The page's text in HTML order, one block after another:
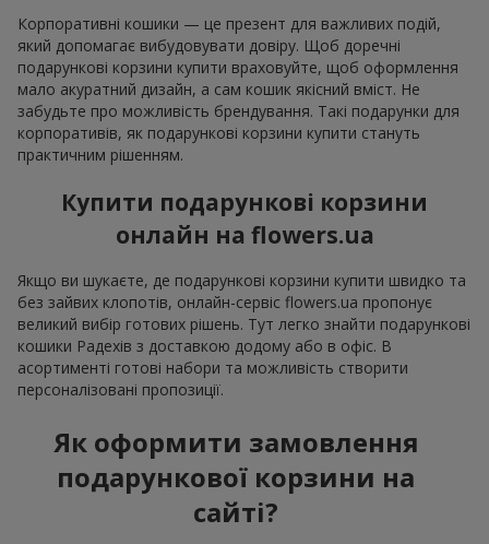
Корпоративні кошики — це презент для важливих подій,
який допомагає вибудовувати довіру. Щоб доречні
подарункові корзини купити враховуйте, щоб оформлення
мало акуратний дизайн, а сам кошик якісний вміст. Не
забудьте про можливість брендування. Такі подарунки для
корпоративів, як подарункові корзини купити стануть
практичним рішенням.
Купити подарункові корзини
онлайн на flowers.ua
Якщо ви шукаєте, де подарункові корзини купити швидко та
без зайвих клопотів, онлайн-сервіс flowers.ua пропонує
великий вибір готових рішень. Тут легко знайти подарункові
кошики Радехів з доставкою додому або в офіс. В
асортименті готові набори та можливість створити
персоналізовані пропозиції.
Як оформити замовлення
подарункової корзини на
сайті?